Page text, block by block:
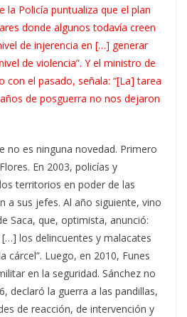
la Policía puntualiza que el plan
donde algunos todavía creen
de injerencia en […] generar
de violencia”. Y el ministro de
con el pasado, señala: “[La] tarea
de posguerra no nos dejaron
no es ninguna novedad. Primero
En 2003, policías y
territorios en poder de las
a sus jefes. Al año siguiente, vino
Saca, que, optimista, anunció:
[…] los delincuentes y malacates
cárcel”. Luego, en 2010, Funes
en la seguridad. Sánchez no
declaró la guerra a las pandillas,
de reacción, de intervención y